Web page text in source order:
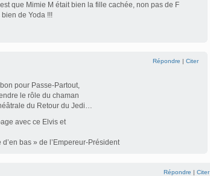
que Mimie M était bien la fille cachée, non pas de F
de Yoda !!!
Répondre | Citer
pour Passe-Partout,
le rôle du chaman
du Retour du Jedi…
avec ce Elvis et
bas » de l’Empereur-Président
Répondre | Citer